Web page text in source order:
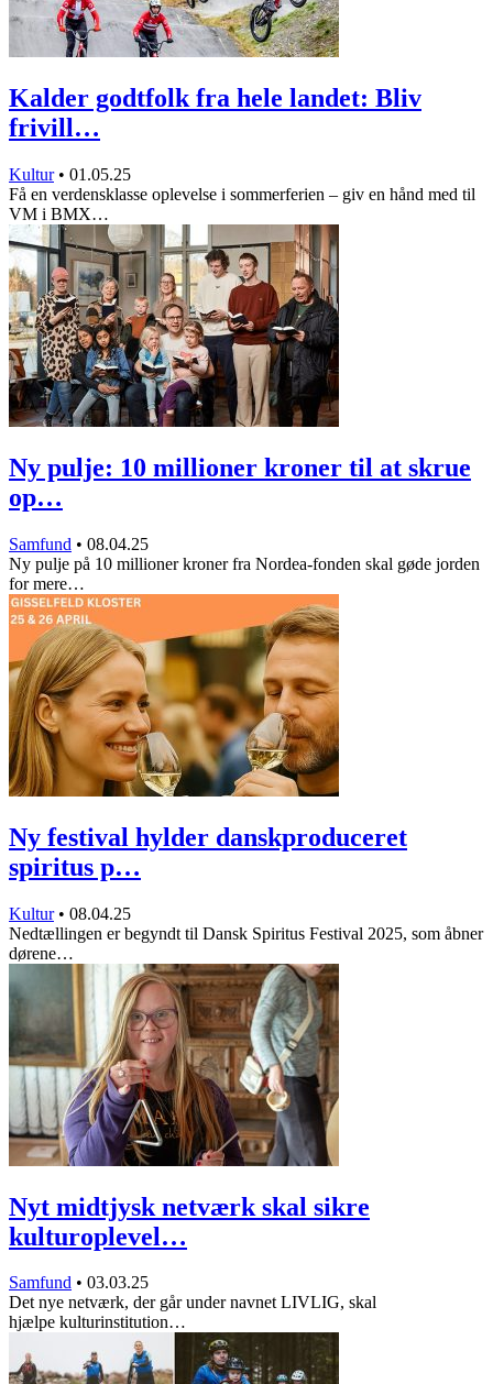
Kalder godtfolk fra hele landet: Bliv
frivill…
Kultur • 01.05.25
Få en verdensklasse oplevelse i sommerferien – giv en hånd med til
VM i BMX…
Ny pulje: 10 millioner kroner til at skrue
op…
Samfund • 08.04.25
Ny pulje på 10 millioner kroner fra Nordea-fonden skal gøde jorden
for mere…
Ny festival hylder danskproduceret
spiritus p…
Kultur • 08.04.25
Nedtællingen er begyndt til Dansk Spiritus Festival 2025, som åbner
dørene…
Nyt midtjysk netværk skal sikre
kulturoplevel…
Samfund • 03.03.25
Det nye netværk, der går under navnet LIVLIG, skal
hjælpe kulturinstitution…